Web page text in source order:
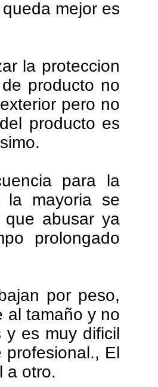
mejor es
la proteccion
producto no
pero no
producto es
para la
la mayoria se
abusar ya
prolongado
por peso,
al tamaño y no
y es muy dificil
El
a otro.